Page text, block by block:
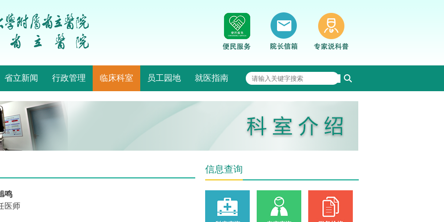
省立新闻 行政管理 临床科室 员工园地 就医指南
鸣
师
信息查询